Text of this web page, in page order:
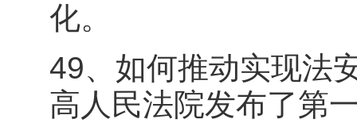
化。
49、如何推动实现法
高人民法院发布了第